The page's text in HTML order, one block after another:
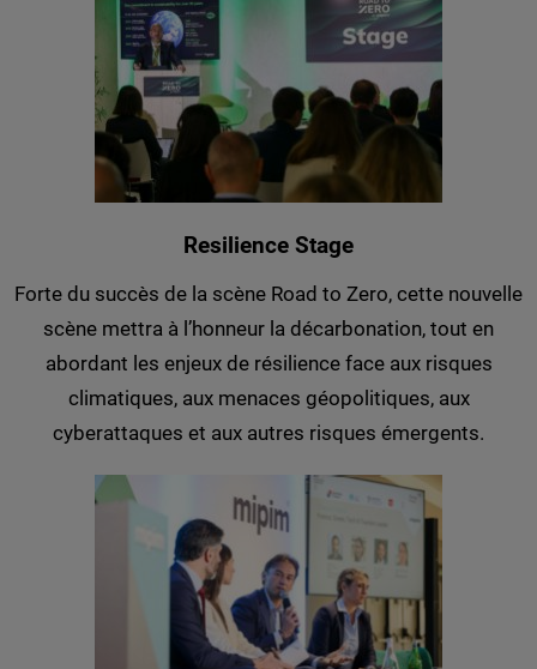
Resilience Stage
Forte du succès de la scène Road to Zero, cette nouvelle
scène mettra à l’honneur la décarbonation, tout en
abordant les enjeux de résilience face aux risques
climatiques, aux menaces géopolitiques, aux
cyberattaques et aux autres risques émergents.